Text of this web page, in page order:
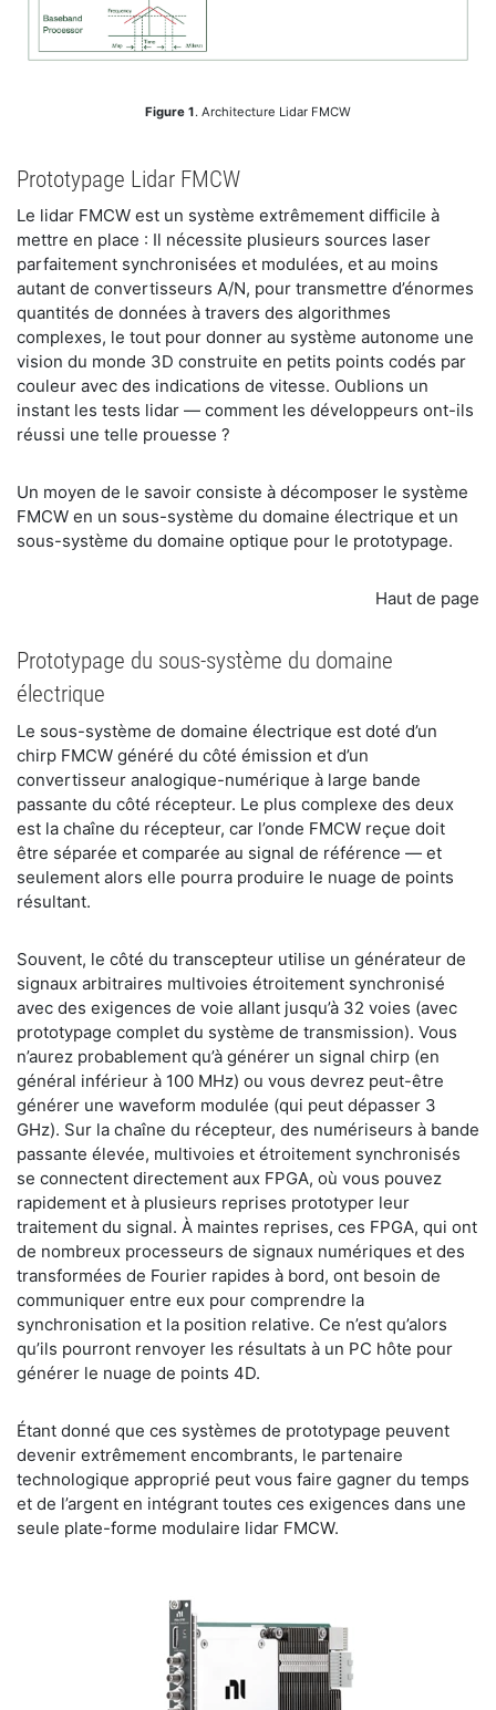
Figure 1. Architecture Lidar FMCW
Prototypage Lidar FMCW
Le lidar FMCW est un système extrêmement difficile à
mettre en place : Il nécessite plusieurs sources laser
parfaitement synchronisées et modulées, et au moins
autant de convertisseurs A/N, pour transmettre d’énormes
quantités de données à travers des algorithmes
complexes, le tout pour donner au système autonome une
vision du monde 3D construite en petits points codés par
couleur avec des indications de vitesse. Oublions un
instant les tests lidar — comment les développeurs ont-ils
réussi une telle prouesse ?
Un moyen de le savoir consiste à décomposer le système
FMCW en un sous-système du domaine électrique et un
sous-système du domaine optique pour le prototypage.
Haut de page
Prototypage du sous-système du domaine
électrique
Le sous-système de domaine électrique est doté d’un
chirp FMCW généré du côté émission et d’un
convertisseur analogique-numérique à large bande
passante du côté récepteur. Le plus complexe des deux
est la chaîne du récepteur, car l’onde FMCW reçue doit
être séparée et comparée au signal de référence — et
seulement alors elle pourra produire le nuage de points
résultant.
Souvent, le côté du transcepteur utilise un générateur de
signaux arbitraires multivoies étroitement synchronisé
avec des exigences de voie allant jusqu’à 32 voies (avec
prototypage complet du système de transmission). Vous
n’aurez probablement qu’à générer un signal chirp (en
général inférieur à 100 MHz) ou vous devrez peut-être
générer une waveform modulée (qui peut dépasser 3
GHz). Sur la chaîne du récepteur, des numériseurs à bande
passante élevée, multivoies et étroitement synchronisés
se connectent directement aux FPGA, où vous pouvez
rapidement et à plusieurs reprises prototyper leur
traitement du signal. À maintes reprises, ces FPGA, qui ont
de nombreux processeurs de signaux numériques et des
transformées de Fourier rapides à bord, ont besoin de
communiquer entre eux pour comprendre la
synchronisation et la position relative. Ce n’est qu’alors
qu’ils pourront renvoyer les résultats à un PC hôte pour
générer le nuage de points 4D.
Étant donné que ces systèmes de prototypage peuvent
devenir extrêmement encombrants, le partenaire
technologique approprié peut vous faire gagner du temps
et de l’argent en intégrant toutes ces exigences dans une
seule plate-forme modulaire lidar FMCW.